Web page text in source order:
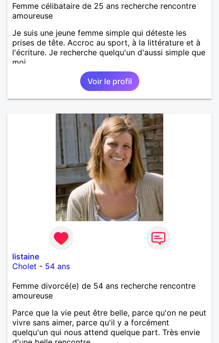
Femme célibataire de 25 ans recherche rencontre
amoureuse
Je suis une jeune femme simple qui déteste les
prises de tête. Accroc au sport, à la littérature et à
l'écriture. Je recherche quelqu'un d'aussi simple que
moi.
Voir le profil
listaine
Cholet - 54 ans
Femme divorcé(e) de 54 ans recherche rencontre
amoureuse
Parce que la vie peut être belle, parce qu'on ne peut
vivre sans aimer, parce qu'il y a forcément
quelqu'un qui nous attend quelque part. Très envie